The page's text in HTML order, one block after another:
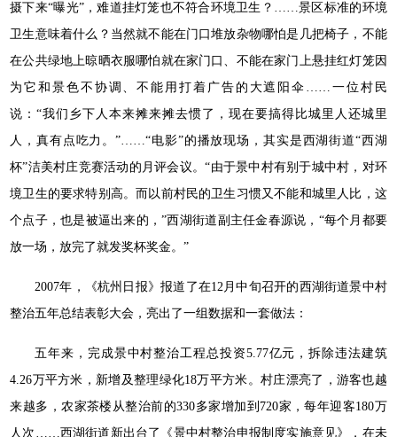
摄下来“曝光”，难道挂灯笼也不符合环境卫生？……景区标准的环境
卫生意味着什么？当然就不能在门口堆放杂物哪怕是几把椅子，不能
在公共绿地上晾晒衣服哪怕就在家门口、不能在家门上悬挂红灯笼因
为它和景色不协调、不能用打着广告的大遮阳伞……一位村民
说：“我们乡下人本来摊来摊去惯了，现在要搞得比城里人还城里
人，真有点吃力。”……“电影”的播放现场，其实是西湖街道“西湖
杯”洁美村庄竞赛活动的月评会议。“由于景中村有别于城中村，对环
境卫生的要求特别高。而以前村民的卫生习惯又不能和城里人比，这
个点子，也是被逼出来的，”西湖街道副主任金春源说，“每个月都要
放一场，放完了就发奖杯奖金。”
2007年，《杭州日报》报道了在12月中旬召开的西湖街道景中村
整治五年总结表彰大会，亮出了一组数据和一套做法：
五年来，完成景中村整治工程总投资5.77亿元，拆除违法建筑
4.26万平方米，新增及整理绿化18万平方米。村庄漂亮了，游客也越
来越多，农家茶楼从整治前的330多家增加到720家，每年迎客180万
人次……西湖街道新出台了《景中村整治申报制度实施意见》，在未